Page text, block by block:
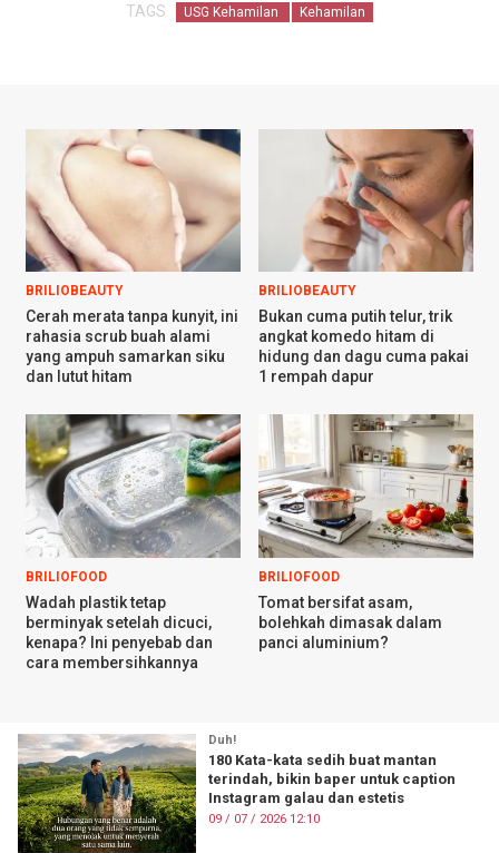
TAGS USG Kehamilan Kehamilan
BRILIOBEAUTY
Cerah merata tanpa kunyit, ini
rahasia scrub buah alami
yang ampuh samarkan siku
dan lutut hitam
BRILIOBEAUTY
Bukan cuma putih telur, trik
angkat komedo hitam di
hidung dan dagu cuma pakai
1 rempah dapur
BRILIOFOOD
Wadah plastik tetap
berminyak setelah dicuci,
kenapa? Ini penyebab dan
cara membersihkannya
BRILIOFOOD
Tomat bersifat asam,
bolehkah dimasak dalam
panci aluminium?
Duh!
180 Kata-kata sedih buat mantan
terindah, bikin baper untuk caption
Instagram galau dan estetis
09 / 07 / 2026 12:10